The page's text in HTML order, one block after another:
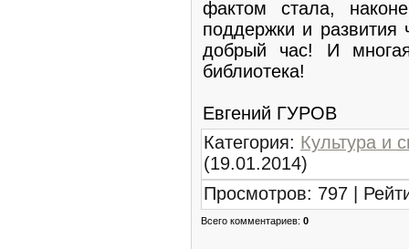
фактом стала,
поддержки и
добрый час! И
библиотека!
Евгений ГУРОВ
Категория: Культура и
(19.01.2014)
Просмотров: 797 |
Всего комментариев: 0